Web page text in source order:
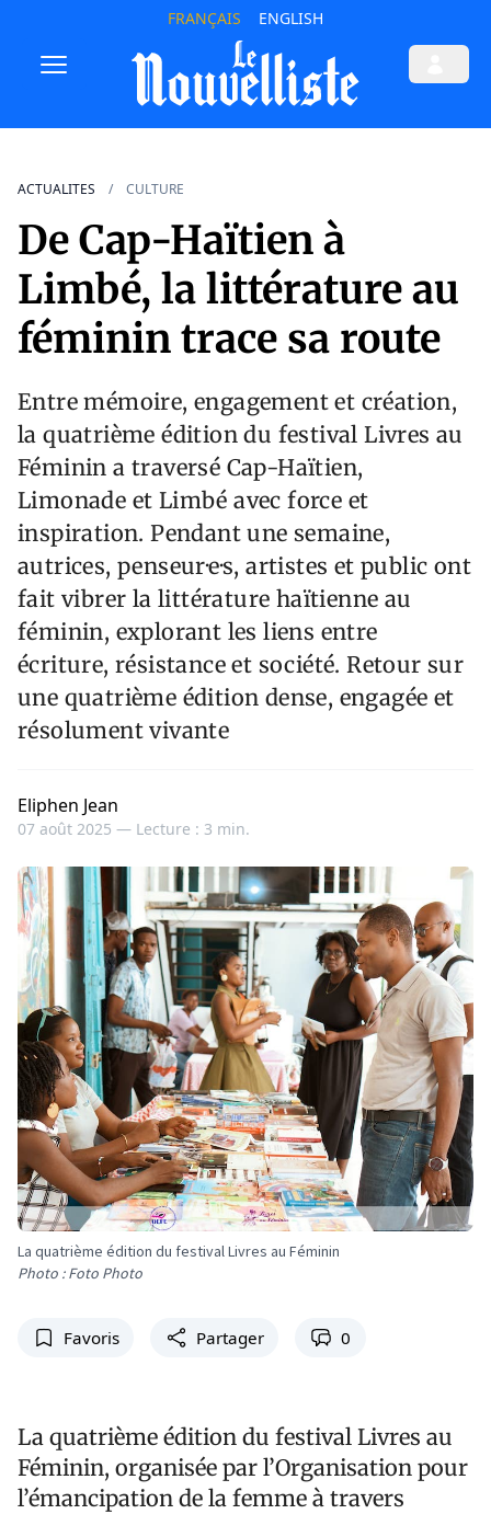
FRANÇAIS ENGLISH
ACTUALITES CULTURE
De Cap-Haïtien à
Limbé, la littérature au
féminin trace sa route
Entre mémoire, engagement et création,
la quatrième édition du festival Livres au
Féminin a traversé Cap-Haïtien,
Limonade et Limbé avec force et
inspiration. Pendant une semaine,
autrices, penseur·e·s, artistes et public ont
fait vibrer la littérature haïtienne au
féminin, explorant les liens entre
écriture, résistance et société. Retour sur
une quatrième édition dense, engagée et
résolument vivante
Eliphen Jean
07 août 2025 — Lecture : 3 min.
La quatrième édition du festival Livres au Féminin
Photo : Foto Photo
Favoris Partager 0
La quatrième édition du festival Livres au
Féminin, organisée par l’Organisation pour
l’émancipation de la femme à travers